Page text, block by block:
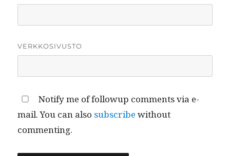
VERKKOSIVUSTO
Notify me of followup comments via e-
mail. You can also subscribe without
commenting.